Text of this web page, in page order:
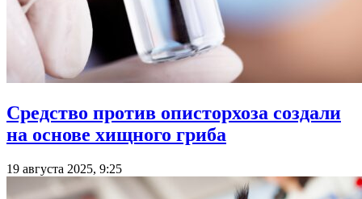
Средство против описторхоза создали
на основе хищного гриба
19 августа 2025, 9:25